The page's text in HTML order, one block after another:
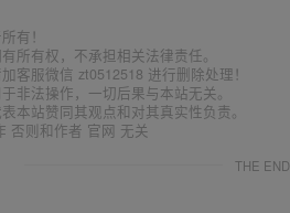
有！
所有权，不承担相关法律责任。
客服微信 zt0512518 进行删除处理！
非法操作，一切后果与本站无关。
本站赞同其观点和对其真实性负责。
否则和作者 官网 无关
THE END